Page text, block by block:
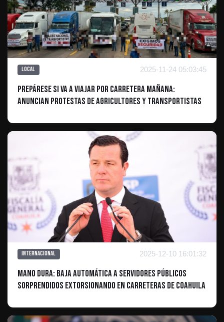
Local 2025-11-24 05:03:45
Prepárese si va a viajar por carretera mañana:
anuncian protestas de agricultores y transportistas
Internacional 2025-12-10 16:01:32
Mano dura: Baja automática a servidores públicos
sorprendidos extorsionando en carreteras de Coahuila